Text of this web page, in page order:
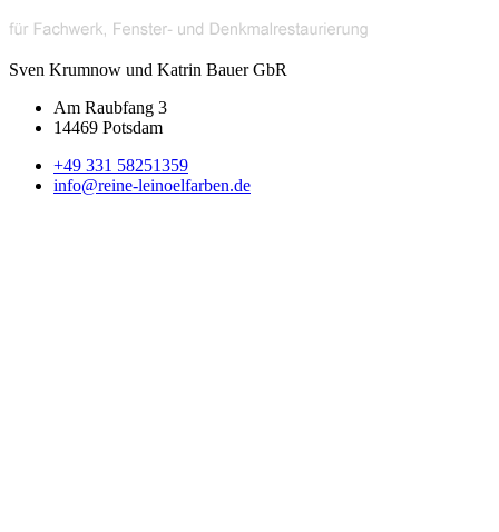
Sven Krumnow und Katrin Bauer GbR
Am Raubfang 3
14469 Potsdam
+49 331 58251359
info@reine-leinoelfarben.de